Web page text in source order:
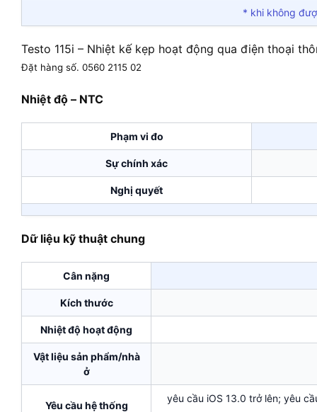
* khi không
Testo 115i – Nhiệt kế kẹp hoạt động qua điện thoại
Đặt hàng số. 0560 2115 02
Nhiệt độ – NTC
Phạm vi đo
Sự chính xác
Nghị quyết
Dữ liệu kỹ thuật chung
Cân nặng
Kích thước
Nhiệt độ hoạt động
Vật liệu sản phẩm/nhà
ở
Yêu cầu hệ thống
yêu cầu iOS 13.0 trở lên; yêu